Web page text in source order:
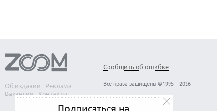
Об издании
Реклама
Вакансии
Контакты
Сообщить об ошибке
Все права защищены ©1995 – 2026
Подписаться на